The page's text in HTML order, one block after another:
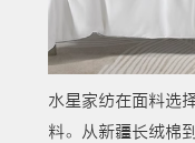
水星家纺在面料选
料。从新疆长绒棉